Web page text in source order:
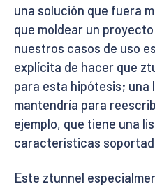
una solución que fuera
que moldear un
nuestros casos de uso
explícita de hacer que
para esta hipótesis; una
mantendría para
ejemplo, que tiene una
características
Este ztunnel